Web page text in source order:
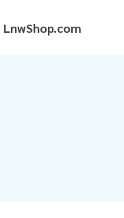
LnwShop.com